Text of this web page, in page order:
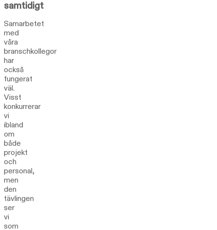
samtidigt
Samarbetet
med
våra
branschkollegor
har
också
fungerat
väl.
Visst
konkurrerar
vi
ibland
om
både
projekt
och
personal,
men
den
tävlingen
ser
vi
som